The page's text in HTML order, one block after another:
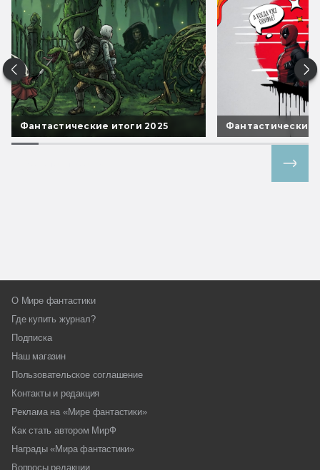
Фантастические итоги 2025 Фантастические
О Мире фантастики
Где купить журнал?
Подписка
Наш магазин
Пользовательское соглашение
Контакты и редакция
Реклама на «Мире фантастики»
Как стать автором МирФ
Награды «Мира фантастики»
Вопросы редакции